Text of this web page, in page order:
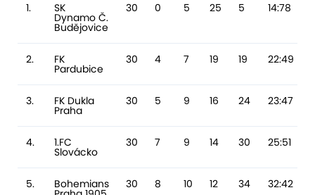
1. SK
Dynamo Č.
Budějovice
30 0 5 25 5 14:78
2. FK
Pardubice
30 4 7 19 19 22:49
3. FK Dukla
Praha
30 5 9 16 24 23:47
4. 1.FC
Slovácko
30 7 9 14 30 25:51
5. Bohemians 30 8 10 12 34 32:42